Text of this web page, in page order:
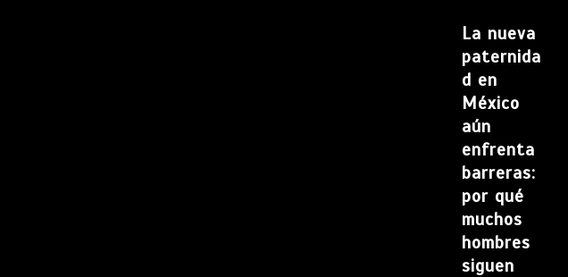
La nueva
paternida
d en
México
aún
enfrenta
barreras:
por qué
muchos
hombres
siguen